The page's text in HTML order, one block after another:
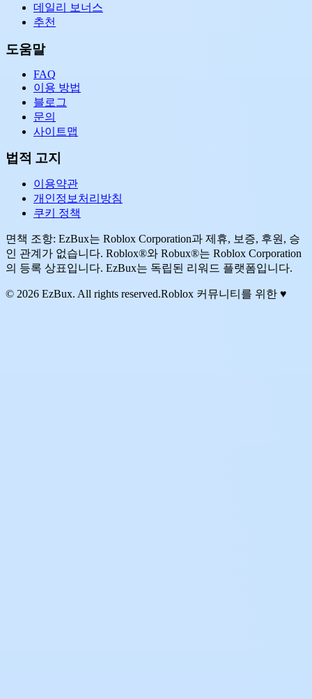
데일리 보너스
추천
도움말
FAQ
이용 방법
블로그
문의
사이트맵
법적 고지
이용약관
개인정보처리방침
쿠키 정책
면책 조항: EzBux는 Roblox Corporation과 제휴, 보증, 후원, 승
인 관계가 없습니다. Roblox®와 Robux®는 Roblox Corporation
의 등록 상표입니다. EzBux는 독립된 리워드 플랫폼입니다.
© 2026 EzBux. All rights reserved.Roblox 커뮤니티를 위한 ♥